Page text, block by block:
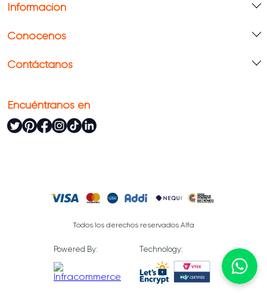
Información
Conócenos
Contáctanos
Encuéntranos en
Todos los derechos reservados Alfa
Powered By: Technology: